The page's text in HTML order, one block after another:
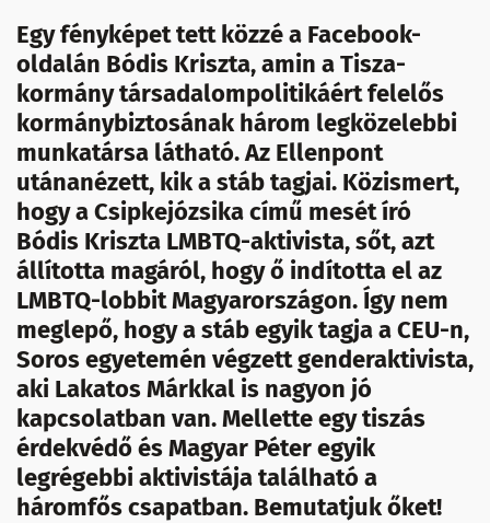
Egy fényképet tett közzé a Facebook-
oldalán Bódis Kriszta, amin a Tisza-
kormány társadalompolitikáért felelős
kormánybiztosának három legközelebbi
munkatársa látható. Az Ellenpont
utánanézett, kik a stáb tagjai. Közismert,
hogy a Csipkejózsika című mesét író
Bódis Kriszta LMBTQ-aktivista, sőt, azt
állította magáról, hogy ő indította el az
LMBTQ-lobbit Magyarországon. Így nem
meglepő, hogy a stáb egyik tagja a CEU-n,
Soros egyetemén végzett genderaktivista,
aki Lakatos Márkkal is nagyon jó
kapcsolatban van. Mellette egy tiszás
érdekvédő és Magyar Péter egyik
legrégebbi aktivistája található a
háromfős csapatban. Bemutatjuk őket!